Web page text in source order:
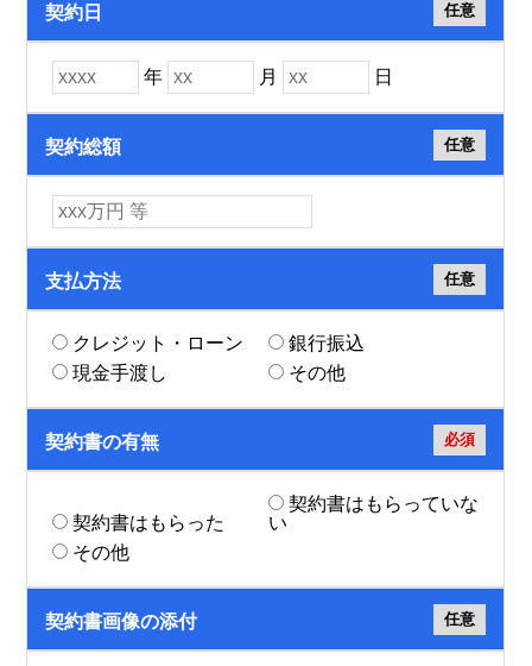
契約日 任意
年 月 日
契約総額 任意
支払方法 任意
クレジット・ローン
銀行振込
現金手渡し
その他
契約書の有無 必須
契約書はもらった
契約書はもらっていな
い
その他
契約書画像の添付 任意